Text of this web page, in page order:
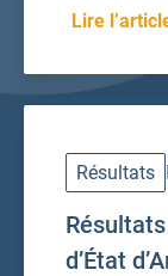
Lire
Résultats
d’État